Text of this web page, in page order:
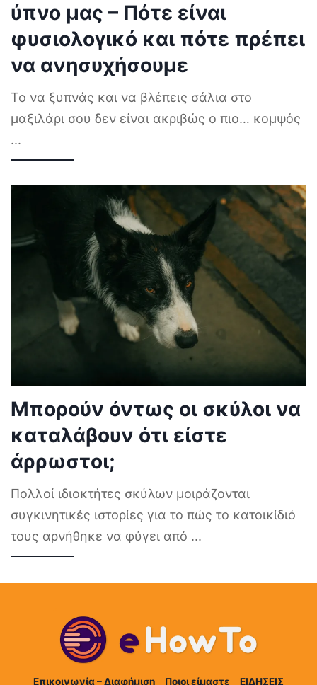
ύπνο μας – Πότε είναι
φυσιολογικό και πότε πρέπει
να ανησυχήσουμε
Το να ξυπνάς και να βλέπεις σάλια στο
μαξιλάρι σου δεν είναι ακριβώς ο πιο… κομψός
...
Μπορούν όντως οι σκύλοι να
καταλάβουν ότι είστε
άρρωστοι;
Πολλοί ιδιοκτήτες σκύλων μοιράζονται
συγκινητικές ιστορίες για το πώς το κατοικίδιό
τους αρνήθηκε να φύγει από ...
Επικοινωνία – Διαφήμιση Ποιοι είμαστε ΕΙΔΗΣΕΙΣ